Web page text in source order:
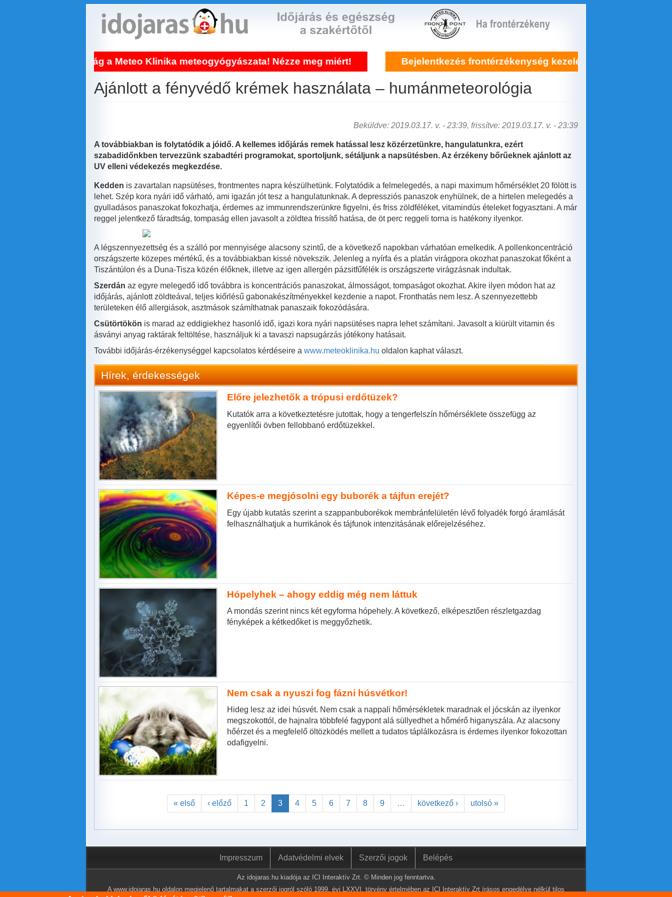
Világújdonság a Meteo Klinika meteogyógyászata! Nézze meg miért! Bejelentkezés frontérzékenység kezelésére itt!
Ajánlott a fényvédő krémek használata – humánmeteorológia
Beküldve: 2019.03.17. v. - 23:39, frissítve: 2019.03.17. v. - 23:39
A továbbiakban is folytatódik a jóidő. A kellemes időjárás remek hatással lesz közérzetünkre, hangulatunkra, ezért
szabadidőnkben tervezzünk szabadtéri programokat, sportoljunk, sétáljunk a napsütésben. Az érzékeny bőrűeknek ajánlott az
UV elleni védekezés megkezdése.
Kedden is zavartalan napsütéses, frontmentes napra készülhetünk. Folytatódik a felmelegedés, a napi maximum hőmérséklet 20 fölött is
lehet. Szép kora nyári idő várható, ami igazán jót tesz a hangulatunknak. A depressziós panaszok enyhülnek, de a hirtelen melegedés a
gyulladásos panaszokat fokozhatja, érdemes az immunrendszerünkre figyelni, és friss zöldféléket, vitamindús ételeket fogyasztani. A már
reggel jelentkező fáradtság, tompaság ellen javasolt a zöldtea frissítő hatása, de öt perc reggeli torna is hatékony ilyenkor.
A légszennyezettség és a szálló por mennyisége alacsony szintű, de a következő napokban várhatóan emelkedik. A pollenkoncentráció
országszerte közepes mértékű, és a továbbiakban kissé növekszik. Jelenleg a nyírfa és a platán virágpora okozhat panaszokat főként a
Tiszántúlon és a Duna-Tisza közén élőknek, illetve az igen allergén pázsitfűfélék is országszerte virágzásnak indultak.
Szerdán az egyre melegedő idő továbbra is koncentrációs panaszokat, álmosságot, tompaságot okozhat. Akire ilyen módon hat az
időjárás, ajánlott zöldteával, teljes kiőrlésű gabonakészítményekkel kezdenie a napot. Fronthatás nem lesz. A szennyezettebb
területeken élő allergiások, asztmások számíthatnak panaszaik fokozódására.
Csütörtökön is marad az eddigiekhez hasonló idő, igazi kora nyári napsütéses napra lehet számítani. Javasolt a kiürült vitamin és
ásványi anyag raktárak feltöltése, használjuk ki a tavaszi napsugárzás jótékony hatásait.
További időjárás-érzékenységgel kapcsolatos kérdéseire a www.meteoklinika.hu oldalon kaphat választ.
Hírek, érdekességek
Előre jelezhetők a trópusi erdőtüzek?
Kutatók arra a következtetésre jutottak, hogy a tengerfelszín hőmérséklete összefügg az
egyenlítői övben fellobbanó erdőtüzekkel.
Képes-e megjósolni egy buborék a tájfun erejét?
Egy újabb kutatás szerint a szappanbuborékok membránfelületén lévő folyadék forgó áramlását
felhasználhatjuk a hurrikánok és tájfunok intenzitásának előrejelzéséhez.
Hópelyhek – ahogy eddig még nem láttuk
A mondás szerint nincs két egyforma hópehely. A következő, elképesztően részletgazdag
fényképek a kétkedőket is meggyőzhetik.
Nem csak a nyuszi fog fázni húsvétkor!
Hideg lesz az idei húsvét. Nem csak a nappali hőmérsékletek maradnak el jócskán az ilyenkor
megszokottól, de hajnalra többfelé fagypont alá süllyedhet a hőmérő higanyszála. Az alacsony
hőérzet és a megfelelő öltözködés mellett a tudatos táplálkozásra is érdemes ilyenkor fokozottan
odafigyelni.
« első ‹ előző 1 2 3 4 5 6 7 8 9 … következő › utolsó »
Impresszum Adatvédelmi elvek Szerzői jogok Belépés
Az idojaras.hu kiadója az ICI Interaktív Zrt. © Minden jog fenntartva.
A www.idojaras.hu oldalon megjelenő tartalmakat a szerzői jogról szóló 1999. évi LXXVI. törvény értelmében az ICI Interaktív Zrt írásos engedélye nélkül tilos